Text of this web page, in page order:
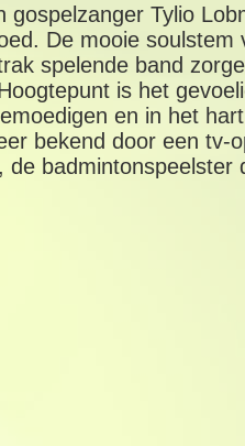
gospelzanger Tylio
De mooie soulstem
spelende band
is het
en in het
bekend door een tv-
de badmintonspeelster